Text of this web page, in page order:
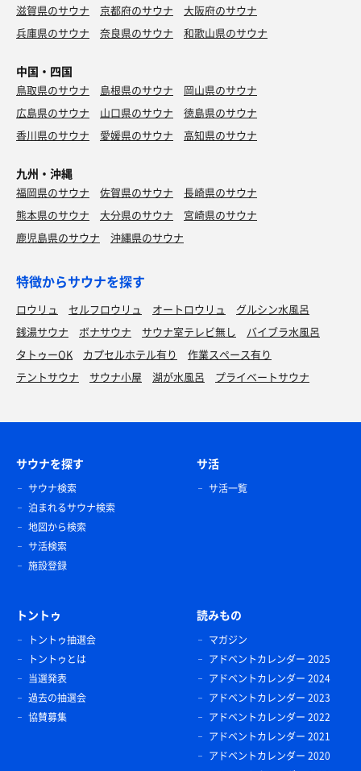
滋賀県のサウナ 京都府のサウナ
大阪府のサウナ
兵庫県のサウナ
奈良県のサウナ 和歌山県のサウナ
中国・四国
鳥取県のサウナ 島根県のサウナ
岡山県のサウナ
広島県のサウナ
山口県のサウナ
徳島県のサウナ
香川県のサウナ
愛媛県のサウナ 高知県のサウナ
九州・沖縄
福岡県のサウナ 佐賀県のサウナ
長崎県のサウナ
熊本県のサウナ
大分県のサウナ
宮崎県のサウナ
鹿児島県のサウナ
沖縄県のサウナ
特徴からサウナを探す
ロウリュ セルフロウリュ オートロウリュ
グルシン水風呂
銭湯サウナ
ボナサウナ サウナ室テレビ無し
バイブラ水風呂
タトゥーOK
カプセルホテル有り
作業スペース有り
テントサウナ
サウナ小屋 湖が水風呂 プライベートサウナ
サウナを探す
サウナ検索
泊まれるサウナ検索
地図から検索
サ活検索
施設登録
サ活
サ活一覧
トントゥ
トントゥ抽選会
トントゥとは
当選発表
過去の抽選会
協賛募集
読みもの
マガジン
アドベントカレンダー 2025
アドベントカレンダー 2024
アドベントカレンダー 2023
アドベントカレンダー 2022
アドベントカレンダー 2021
アドベントカレンダー 2020